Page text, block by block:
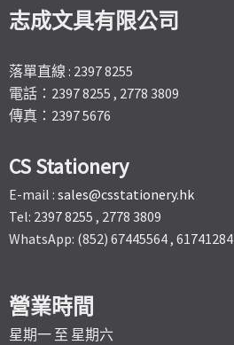
志成文具有限公司
落單直線 : 2397 8255
電話：2397 8255 , 2778 3809
傳真：2397 5676
CS Stationery
E-mail : sales@csstationery.hk
Tel: 2397 8255 , 2778 3809
WhatsApp: (852) 67445564 , 61741284
營業時間
星期一 至 星期六